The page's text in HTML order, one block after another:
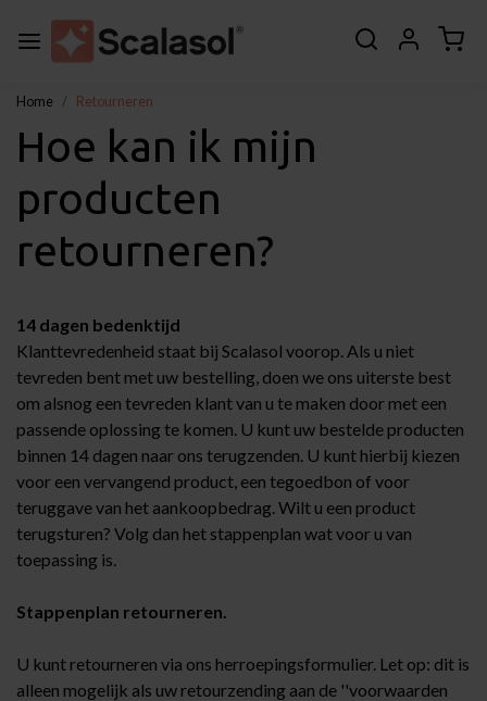
Home Retourneren
Hoe kan ik mijn
producten
retourneren?
14 dagen bedenktijd
Klanttevredenheid staat bij Scalasol voorop. Als u niet
tevreden bent met uw bestelling, doen we ons uiterste best
om alsnog een tevreden klant van u te maken door met een
passende oplossing te komen. U kunt uw bestelde producten
binnen 14 dagen naar ons terugzenden. U kunt hierbij kiezen
voor een vervangend product, een tegoedbon of voor
teruggave van het aankoopbedrag. Wilt u een product
terugsturen? Volg dan het stappenplan wat voor u van
toepassing is.
Stappenplan retourneren.
U kunt retourneren via ons herroepingsformulier. Let op: dit is
alleen mogelijk als uw retourzending aan de ''voorwaarden